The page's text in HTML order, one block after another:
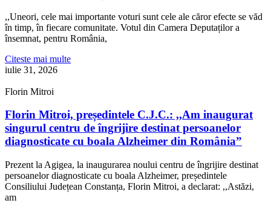
,,Uneori, cele mai importante voturi sunt cele ale căror efecte se văd
în timp, în fiecare comunitate. Votul din Camera Deputaților a
însemnat, pentru România,
Citeste mai multe
iulie 31, 2026
Florin Mitroi
Florin Mitroi, președintele C.J.C.: ,,Am inaugurat
singurul centru de îngrijire destinat persoanelor
diagnosticate cu boala Alzheimer din România”
Prezent la Agigea, la inaugurarea noului centru de îngrijire destinat
persoanelor diagnosticate cu boala Alzheimer, președintele
Consiliului Județean Constanța, Florin Mitroi, a declarat: ,,Astăzi,
am